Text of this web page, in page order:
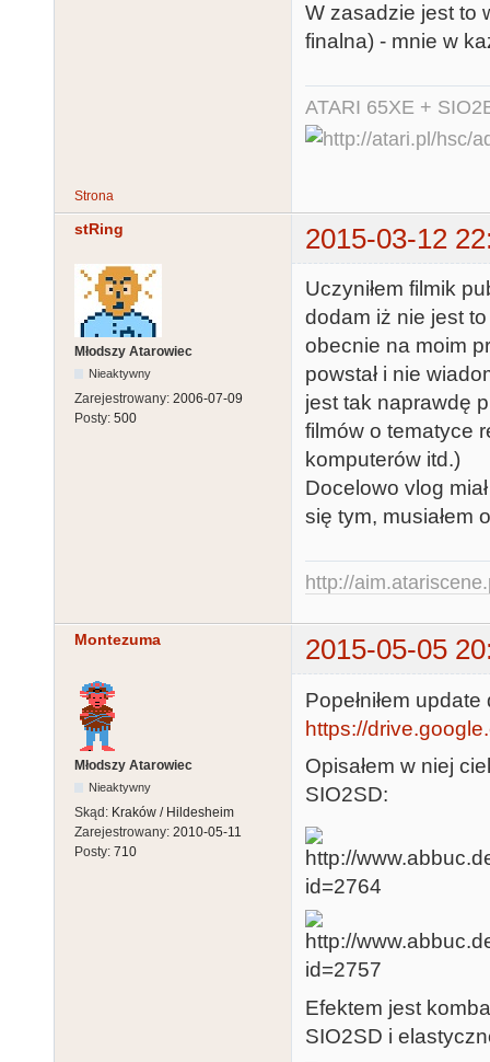
W zasadzie jest to
finalna) - mnie w
ATARI 65XE +
Strona
stRing 2015-03-12
Młodszy Atarowiec
Nieaktywny
Zarejestrowany: 2006-07-09
Posty: 500
Uczyniłem filmik
dodam iż nie jest
obecnie na moim
powstał i nie
jest tak naprawdę
filmów o tematyce
komputerów itd.)
Docelowo vlog
się tym, musiałem
http://
Montezuma 2015-05-05
Młodszy Atarowiec
Nieaktywny
Skąd: Kraków / Hildesheim
Zarejestrowany: 2010-05-11
Posty: 710
Popełniłem
https://
Opisałem w niej
SIO2SD:
Efektem jest
SIO2SD i